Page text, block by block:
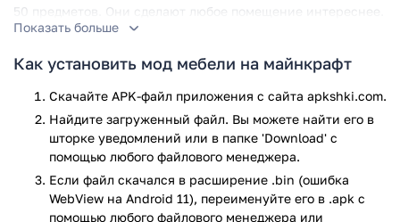
50 предметов. Они сделают любое помещение интереснее.
Можно обойтись без режима Creative и хакерских утилит.
Стоит надеяться на следующий крафт:
Еловый шкаф
Кабинет акации
Ящик для джунглей
Потолочный светильник
Показать больше
Как установить мод мебели на майнкрафт
Скачайте APK-файл приложения с сайта apkshki.com.
Найдите загруженный файл. Вы можете найти его в
шторке уведомлений или в папке 'Download' с
помощью любого файлового менеджера.
Если файл скачался в расширение .bin (ошибка
WebView на Android 11), переименуйте его в .apk с
помощью любого файлового менеджера или